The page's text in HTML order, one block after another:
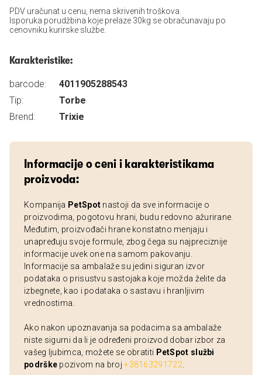
PDV uračunat u cenu, nema skrivenih troškova.
Isporuka porudžbina koje prelaze 30kg se obračunavaju po
cenovniku kurirske službe.
Karakteristike:
barcode:
4011905288543
Tip:
Torbe
Brend:
Trixie
Informacije o ceni i karakteristikama
proizvoda:
Kompanija PetSpot nastoji da sve informacije o
proizvodima, pogotovu hrani, budu redovno ažurirane.
Međutim, proizvođači hrane konstatno menjaju i
unapređuju svoje formule, zbog čega su najpreciznije
informacije uvek one na samom pakovanju.
Informacije sa ambalaže su jedini siguran izvor
podataka o prisustvu sastojaka koje možda želite da
izbegnete, kao i podataka o sastavu i hranljivim
vrednostima.
Ako nakon upoznavanja sa podacima sa ambalaže
niste sigurni da li je određeni proizvod dobar izbor za
vašeg ljubimca, možete se obratiti PetSpot službi
podrške pozivom na broj+38163291722